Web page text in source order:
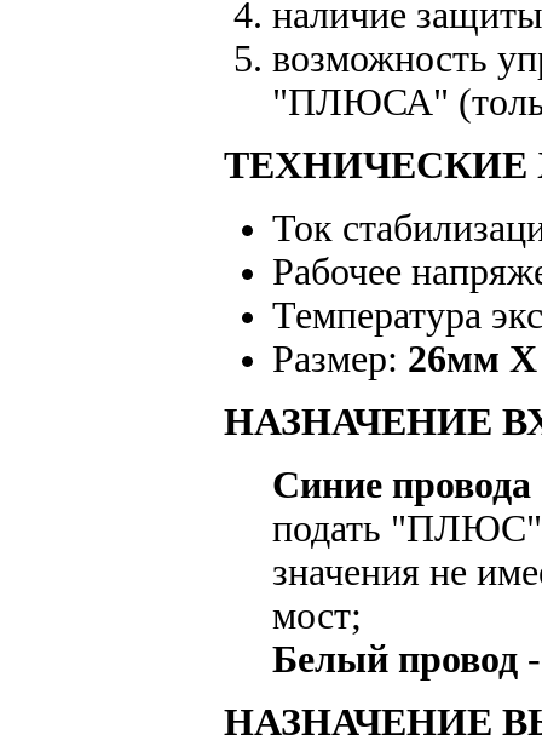
наличие
возможность
"ПЛЮСА"
ТЕХНИЧЕСКИЕ
Ток
Рабочее
Температура
Размер: 26мм
НАЗНАЧЕНИЕ
Синие провода
подать "ПЛЮС"
значения не
мост;
Белый провод
НАЗНАЧЕНИЕ